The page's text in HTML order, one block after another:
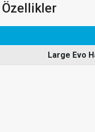
Large Evo